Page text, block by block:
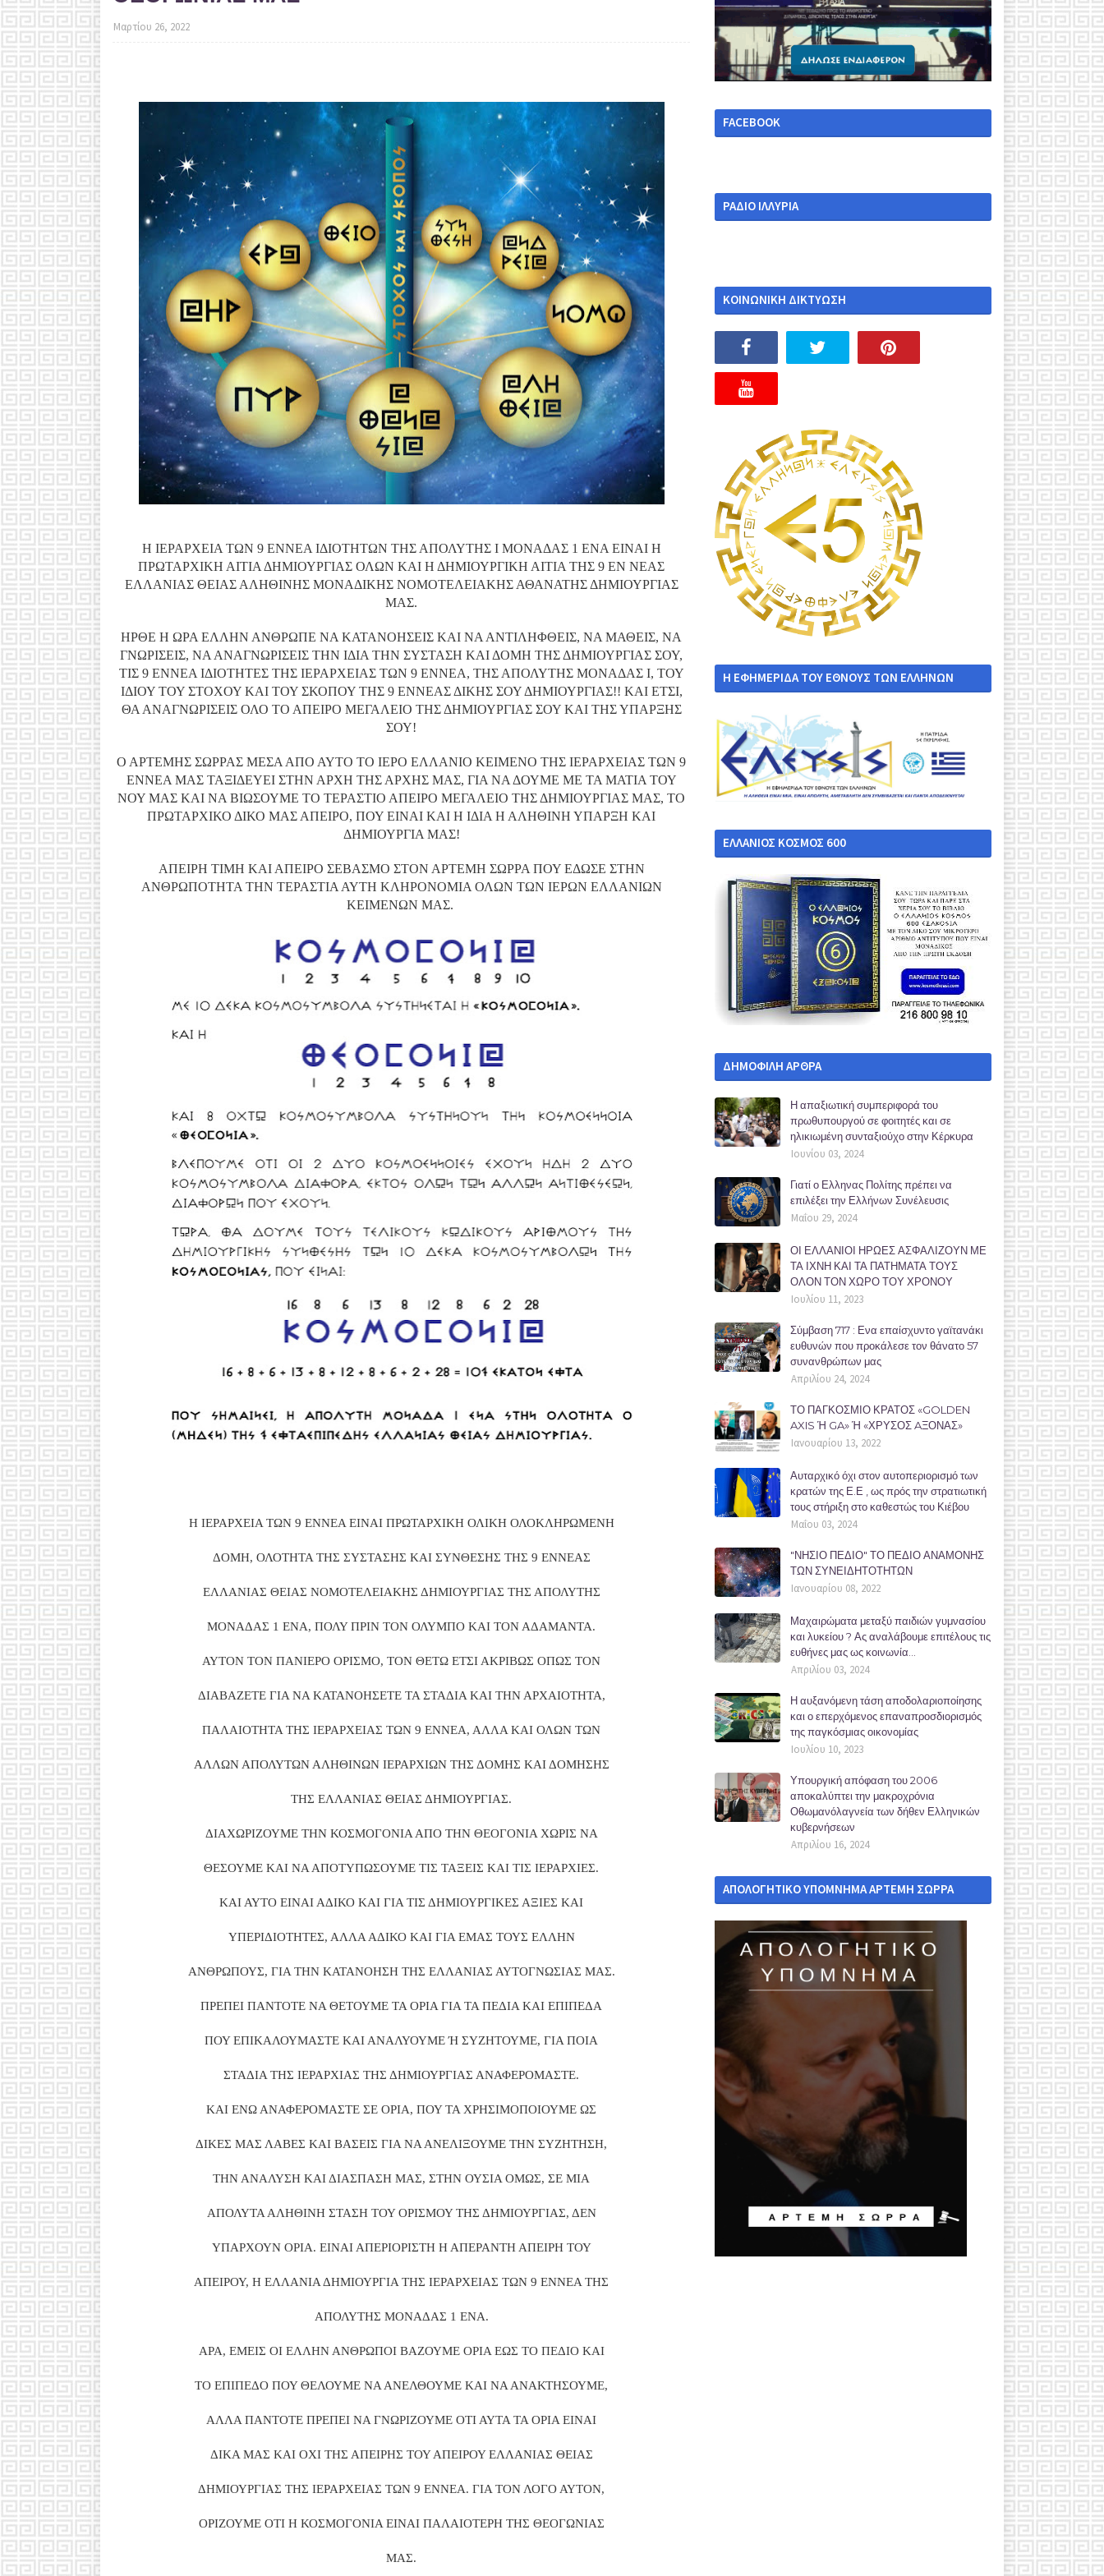
Μαρτίου 26, 2022
Η ΙΕΡΑΡΧΕΙΑ ΤΩΝ 9 ΕΝΝΕΑ ΙΔΙΟΤΗΤΩΝ ΤΗΣ ΑΠΟΛΥΤΗΣ Ι ΜΟΝΑΔΑΣ 1 ΕΝΑ ΕΙΝΑΙ Η
ΠΡΩΤΑΡΧΙΚΗ ΑΙΤΙΑ ΔΗΜΙΟΥΡΓΙΑΣ ΟΛΩΝ ΚΑΙ Η ΔΗΜΙΟΥΡΓΙΚΗ ΑΙΤΙΑ ΤΗΣ 9 ΕΝ ΝΕΑΣ
ΕΛΛΑΝΙΑΣ ΘΕΙΑΣ ΑΛΗΘΙΝΗΣ ΜΟΝΑΔΙΚΗΣ ΝΟΜΟΤΕΛΕΙΑΚΗΣ ΑΘΑΝΑΤΗΣ ΔΗΜΙΟΥΡΓΙΑΣ
ΜΑΣ.
ΗΡΘΕ Η ΩΡΑ ΕΛΛΗΝ ΑΝΘΡΩΠΕ ΝΑ ΚΑΤΑΝΟΗΣΕΙΣ ΚΑΙ ΝΑ ΑΝΤΙΛΗΦΘΕΙΣ, ΝΑ ΜΑΘΕΙΣ, ΝΑ
ΓΝΩΡΙΣΕΙΣ, ΝΑ ΑΝΑΓΝΩΡΙΣΕΙΣ ΤΗΝ ΙΔΙΑ ΤΗΝ ΣΥΣΤΑΣΗ ΚΑΙ ΔΟΜΗ ΤΗΣ ΔΗΜΙΟΥΡΓΙΑΣ ΣΟΥ,
ΤΙΣ 9 ΕΝΝΕΑ ΙΔΙΟΤΗΤΕΣ ΤΗΣ ΙΕΡΑΡΧΕΙΑΣ ΤΩΝ 9 ΕΝΝΕΑ, ΤΗΣ ΑΠΟΛΥΤΗΣ ΜΟΝΑΔΑΣ Ι, ΤΟΥ
ΙΔΙΟΥ ΤΟΥ ΣΤΟΧΟΥ ΚΑΙ ΤΟΥ ΣΚΟΠΟΥ ΤΗΣ 9 ΕΝΝΕΑΣ ΔΙΚΗΣ ΣΟΥ ΔΗΜΙΟΥΡΓΙΑΣ!! ΚΑΙ ΕΤΣΙ,
ΘΑ ΑΝΑΓΝΩΡΙΣΕΙΣ ΟΛΟ ΤΟ ΑΠΕΙΡΟ ΜΕΓΑΛΕΙΟ ΤΗΣ ΔΗΜΙΟΥΡΓΙΑΣ ΣΟΥ ΚΑΙ ΤΗΣ ΥΠΑΡΞΗΣ
ΣΟΥ!
Ο ΑΡΤΕΜΗΣ ΣΩΡΡΑΣ ΜΕΣΑ ΑΠΟ ΑΥΤΟ ΤΟ ΙΕΡΟ ΕΛΛΑΝΙΟ ΚΕΙΜΕΝΟ ΤΗΣ ΙΕΡΑΡΧΕΙΑΣ ΤΩΝ 9
ΕΝΝΕΑ ΜΑΣ ΤΑΞΙΔΕΥΕΙ ΣΤΗΝ ΑΡΧΗ ΤΗΣ ΑΡΧΗΣ ΜΑΣ, ΓΙΑ ΝΑ ΔΟΥΜΕ ΜΕ ΤΑ ΜΑΤΙΑ ΤΟΥ
ΝΟΥ ΜΑΣ ΚΑΙ ΝΑ ΒΙΩΣΟΥΜΕ ΤΟ ΤΕΡΑΣΤΙΟ ΑΠΕΙΡΟ ΜΕΓΑΛΕΙΟ ΤΗΣ ΔΗΜΙΟΥΡΓΙΑΣ ΜΑΣ, ΤΟ
ΠΡΩΤΑΡΧΙΚΟ ΔΙΚΟ ΜΑΣ ΑΠΕΙΡΟ, ΠΟΥ ΕΙΝΑΙ ΚΑΙ Η ΙΔΙΑ Η ΑΛΗΘΙΝΗ ΥΠΑΡΞΗ ΚΑΙ
ΔΗΜΙΟΥΡΓΙΑ ΜΑΣ!
ΑΠΕΙΡΗ ΤΙΜΗ ΚΑΙ ΑΠΕΙΡΟ ΣΕΒΑΣΜΟ ΣΤΟΝ ΑΡΤΕΜΗ ΣΩΡΡΑ ΠΟΥ ΕΔΩΣΕ ΣΤΗΝ
ΑΝΘΡΩΠΟΤΗΤΑ ΤΗΝ ΤΕΡΑΣΤΙΑ ΑΥΤΗ ΚΛΗΡΟΝΟΜΙΑ ΟΛΩΝ ΤΩΝ ΙΕΡΩΝ ΕΛΛΑΝΙΩΝ
ΚΕΙΜΕΝΩΝ ΜΑΣ.
Η ΙΕΡΑΡΧΕΙΑ ΤΩΝ 9 ΕΝΝΕΑ ΕΙΝΑΙ ΠΡΩΤΑΡΧΙΚΗ ΟΛΙΚΗ ΟΛΟΚΛΗΡΩΜΕΝΗ
ΔΟΜΗ, ΟΛΟΤΗΤΑ ΤΗΣ ΣΥΣΤΑΣΗΣ ΚΑΙ ΣΥΝΘΕΣΗΣ ΤΗΣ 9 ΕΝΝΕΑΣ
ΕΛΛΑΝΙΑΣ ΘΕΙΑΣ ΝΟΜΟΤΕΛΕΙΑΚΗΣ ΔΗΜΙΟΥΡΓΙΑΣ ΤΗΣ ΑΠΟΛΥΤΗΣ
ΜΟΝΑΔΑΣ 1 ΕΝΑ, ΠΟΛΥ ΠΡΙΝ ΤΟΝ ΟΛΥΜΠΟ ΚΑΙ ΤΟΝ ΑΔΑΜΑΝΤΑ.
ΑΥΤΟΝ ΤΟΝ ΠΑΝΙΕΡΟ ΟΡΙΣΜΟ, ΤΟΝ ΘΕΤΩ ΕΤΣΙ ΑΚΡΙΒΩΣ ΟΠΩΣ ΤΟΝ
ΔΙΑΒΑΖΕΤΕ ΓΙΑ ΝΑ ΚΑΤΑΝΟΗΣΕΤΕ ΤΑ ΣΤΑΔΙΑ ΚΑΙ ΤΗΝ ΑΡΧΑΙΟΤΗΤΑ,
ΠΑΛΑΙΟΤΗΤΑ ΤΗΣ ΙΕΡΑΡΧΕΙΑΣ ΤΩΝ 9 ΕΝΝΕΑ, ΑΛΛΑ ΚΑΙ ΟΛΩΝ ΤΩΝ
ΑΛΛΩΝ ΑΠΟΛΥΤΩΝ ΑΛΗΘΙΝΩΝ ΙΕΡΑΡΧΙΩΝ ΤΗΣ ΔΟΜΗΣ ΚΑΙ ΔΟΜΗΣΗΣ
ΤΗΣ ΕΛΛΑΝΙΑΣ ΘΕΙΑΣ ΔΗΜΙΟΥΡΓΙΑΣ.
ΔΙΑΧΩΡΙΖΟΥΜΕ ΤΗΝ ΚΟΣΜΟΓΟΝΙΑ ΑΠΟ ΤΗΝ ΘΕΟΓΟΝΙΑ ΧΩΡΙΣ ΝΑ
ΘΕΣΟΥΜΕ ΚΑΙ ΝΑ ΑΠΟΤΥΠΩΣΟΥΜΕ ΤΙΣ ΤΑΞΕΙΣ ΚΑΙ ΤΙΣ ΙΕΡΑΡΧΙΕΣ.
ΚΑΙ ΑΥΤΟ ΕΙΝΑΙ ΑΔΙΚΟ ΚΑΙ ΓΙΑ ΤΙΣ ΔΗΜΙΟΥΡΓΙΚΕΣ ΑΞΙΕΣ ΚΑΙ
ΥΠΕΡΙΔΙΟΤΗΤΕΣ, ΑΛΛΑ ΑΔΙΚΟ ΚΑΙ ΓΙΑ ΕΜΑΣ ΤΟΥΣ ΕΛΛΗΝ
ΑΝΘΡΩΠΟΥΣ, ΓΙΑ ΤΗΝ ΚΑΤΑΝΟΗΣΗ ΤΗΣ ΕΛΛΑΝΙΑΣ ΑΥΤΟΓΝΩΣΙΑΣ ΜΑΣ.
ΠΡΕΠΕΙ ΠΑΝΤΟΤΕ ΝΑ ΘΕΤΟΥΜΕ ΤΑ ΟΡΙΑ ΓΙΑ ΤΑ ΠΕΔΙΑ ΚΑΙ ΕΠΙΠΕΔΑ
ΠΟΥ ΕΠΙΚΑΛΟΥΜΑΣΤΕ ΚΑΙ ΑΝΑΛΥΟΥΜΕ Ή ΣΥΖΗΤΟΥΜΕ, ΓΙΑ ΠΟΙΑ
ΣΤΑΔΙΑ ΤΗΣ ΙΕΡΑΡΧΙΑΣ ΤΗΣ ΔΗΜΙΟΥΡΓΙΑΣ ΑΝΑΦΕΡΟΜΑΣΤΕ.
ΚΑΙ ΕΝΩ ΑΝΑΦΕΡΟΜΑΣΤΕ ΣΕ ΟΡΙΑ, ΠΟΥ ΤΑ ΧΡΗΣΙΜΟΠΟΙΟΥΜΕ ΩΣ
ΔΙΚΕΣ ΜΑΣ ΛΑΒΕΣ ΚΑΙ ΒΑΣΕΙΣ ΓΙΑ ΝΑ ΑΝΕΛΙΞΟΥΜΕ ΤΗΝ ΣΥΖΗΤΗΣΗ,
ΤΗΝ ΑΝΑΛΥΣΗ ΚΑΙ ΔΙΑΣΠΑΣΗ ΜΑΣ, ΣΤΗΝ ΟΥΣΙΑ ΟΜΩΣ, ΣΕ ΜΙΑ
ΑΠΟΛΥΤΑ ΑΛΗΘΙΝΗ ΣΤΑΣΗ ΤΟΥ ΟΡΙΣΜΟΥ ΤΗΣ ΔΗΜΙΟΥΡΓΙΑΣ, ΔΕΝ
ΥΠΑΡΧΟΥΝ ΟΡΙΑ. ΕΙΝΑΙ ΑΠΕΡΙΟΡΙΣΤΗ Η ΑΠΕΡΑΝΤΗ ΑΠΕΙΡΗ ΤΟΥ
ΑΠΕΙΡΟΥ, Η ΕΛΛΑΝΙΑ ΔΗΜΙΟΥΡΓΙΑ ΤΗΣ ΙΕΡΑΡΧΕΙΑΣ ΤΩΝ 9 ΕΝΝΕΑ ΤΗΣ
ΑΠΟΛΥΤΗΣ ΜΟΝΑΔΑΣ 1 ΕΝΑ.
ΑΡΑ, ΕΜΕΙΣ ΟΙ ΕΛΛΗΝ ΑΝΘΡΩΠΟΙ ΒΑΖΟΥΜΕ ΟΡΙΑ ΕΩΣ ΤΟ ΠΕΔΙΟ ΚΑΙ
ΤΟ ΕΠΙΠΕΔΟ ΠΟΥ ΘΕΛΟΥΜΕ ΝΑ ΑΝΕΛΘΟΥΜΕ ΚΑΙ ΝΑ ΑΝΑΚΤΗΣΟΥΜΕ,
ΑΛΛΑ ΠΑΝΤΟΤΕ ΠΡΕΠΕΙ ΝΑ ΓΝΩΡΙΖΟΥΜΕ ΟΤΙ ΑΥΤΑ ΤΑ ΟΡΙΑ ΕΙΝΑΙ
ΔΙΚΑ ΜΑΣ ΚΑΙ ΟΧΙ ΤΗΣ ΑΠΕΙΡΗΣ ΤΟΥ ΑΠΕΙΡΟΥ ΕΛΛΑΝΙΑΣ ΘΕΙΑΣ
ΔΗΜΙΟΥΡΓΙΑΣ ΤΗΣ ΙΕΡΑΡΧΕΙΑΣ ΤΩΝ 9 ΕΝΝΕΑ. ΓΙΑ ΤΟΝ ΛΟΓΟ ΑΥΤΟΝ,
ΟΡΙΖΟΥΜΕ ΟΤΙ Η ΚΟΣΜΟΓΟΝΙΑ ΕΙΝΑΙ ΠΑΛΑΙΟΤΕΡΗ ΤΗΣ ΘΕΟΓΩΝΙΑΣ
ΜΑΣ.
FACEBOOK
ΡΑΔΙΟ ΙΛΛΥΡΙΑ
ΚΟΙΝΩΝΙΚΗ ΔΙΚΤΥΩΣΗ
Η ΕΦΗΜΕΡΙΔΑ ΤΟΥ ΕΘΝΟΥΣ ΤΩΝ ΕΛΛΗΝΩΝ
ΕΛΛΑΝΙΟΣ ΚΟΣΜΟΣ 600
ΔΗΜΟΦΙΛΗ ΑΡΘΡΑ
Η απαξιωτική συμπεριφορά του
πρωθυπουργού σε φοιτητές και σε
ηλικιωμένη συνταξιούχο στην Κέρκυρα
Ιουνίου 03, 2024
Γιατί ο Ελληνας Πολίτης πρέπει να
επιλέξει την Ελλήνων Συνέλευσις
Μαΐου 29, 2024
ΟΙ ΕΛΛΑΝΙΟΙ ΗΡΩΕΣ ΑΣΦΑΛΙΖΟΥΝ ΜΕ
ΤΑ ΙΧΝΗ ΚΑΙ ΤΑ ΠΑΤΗΜΑΤΑ ΤΟΥΣ
ΟΛΟΝ ΤΟΝ ΧΩΡΟ ΤΟΥ ΧΡΟΝΟΥ
Ιουλίου 11, 2023
Σύμβαση 717 : Ενα επαίσχυντο γαϊτανάκι
ευθυνών που προκάλεσε τον θάνατο 57
συνανθρώπων μας
Απριλίου 24, 2024
ΤΟ ΠΑΓΚΟΣΜΙΟ ΚΡΑΤΟΣ «GOLDEN
AXIS Ή GA» Ή «ΧΡΥΣΟΣ AΞΟΝΑΣ»
Ιανουαρίου 13, 2022
Αυταρχικό όχι στον αυτοπεριορισμό των
κρατών της Ε.Ε , ως πρός την στρατιωτική
τους στήριξη στο καθεστώς του Κιέβου
Μαΐου 03, 2024
"ΝΗΣΙΟ ΠΕΔΙΟ" ΤΟ ΠΕΔΙΟ ΑΝΑΜΟΝΗΣ
ΤΩΝ ΣΥΝΕΙΔΗΤΟΤΗΤΩΝ
Ιανουαρίου 08, 2022
Μαχαιρώματα μεταξύ παιδιών γυμνασίου
και λυκείου ? Ας αναλάβουμε επιτέλους τις
ευθήνες μας ως κοινωνία...
Απριλίου 03, 2024
Η αυξανόμενη τάση αποδολαριοποίησης
και ο επερχόμενος επαναπροσδιορισμός
της παγκόσμιας οικονομίας
Ιουλίου 10, 2023
Υπουργική απόφαση του 2006
αποκαλύπτει την μακροχρόνια
Οθωμανόλαγνεία των δήθεν Ελληνικών
κυβερνήσεων
Απριλίου 16, 2024
ΑΠΟΛΟΓΗΤΙΚΟ ΥΠΟΜΝΗΜΑ ΑΡΤΕΜΗ ΣΩΡΡΑ